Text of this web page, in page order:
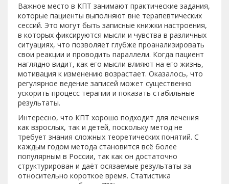
Важное место в КПТ занимают практические задания,
которые пациенты выполняют вне терапевтических
сессий. Это могут быть записные книжки настроения,
в которых фиксируются мысли и чувства в различных
ситуациях, что позволяет глубже проанализировать
свои реакции и проводить параллели. Когда пациент
наглядно видит, как его мысли влияют на его жизнь,
мотивация к изменению возрастает. Оказалось, что
регулярное ведение записей может существенно
ускорить процесс терапии и показать стабильные
результаты.
Интересно, что КПТ хорошо подходит для лечения
как взрослых, так и детей, поскольку метод не
требует знания сложных теоретических понятий. С
каждым годом метода становится всё более
популярным в России, так как он достаточно
структурирован и даёт осязаемые результаты за
относительно короткое время. Статистика